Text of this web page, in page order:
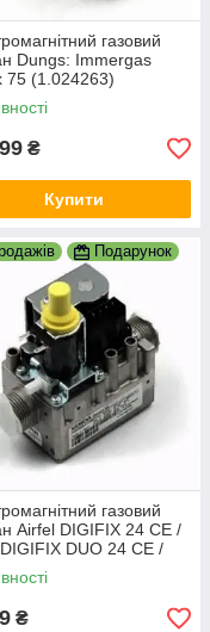
газовий
Dungs: Immergas
75 (1.024263)
₴
Купити
Подарунок
газовий
Airfel DIGIFIX 24 CE /
DUO 24 CE /
DUO 28 CE арт.
₴